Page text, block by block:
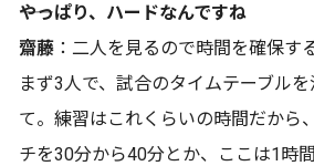
――やっぱり、ハードなんですね
齋藤 ：二人を見るので時間を確保す
まず3人で、試合のタイムテーブル
て。練習はこれくらいの時間だから
チを30分から40分とか、ここは1時